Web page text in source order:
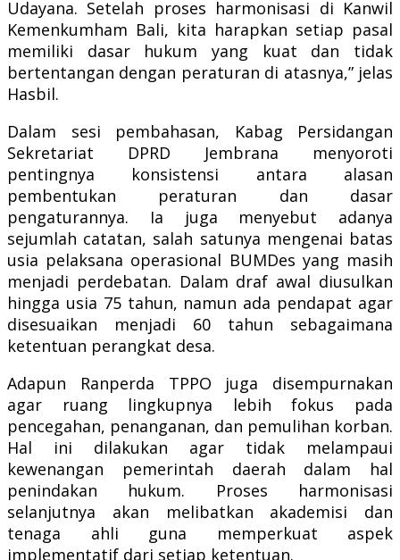
Udayana. Setelah proses harmonisasi di Kanwil
Kemenkumham Bali, kita harapkan setiap pasal
memiliki dasar hukum yang kuat dan tidak
bertentangan dengan peraturan di atasnya,” jelas
Hasbil.
Dalam sesi pembahasan, Kabag Persidangan
Sekretariat DPRD Jembrana menyoroti
pentingnya konsistensi antara alasan
pembentukan peraturan dan dasar
pengaturannya. Ia juga menyebut adanya
sejumlah catatan, salah satunya mengenai batas
usia pelaksana operasional BUMDes yang masih
menjadi perdebatan. Dalam draf awal diusulkan
hingga usia 75 tahun, namun ada pendapat agar
disesuaikan menjadi 60 tahun sebagaimana
ketentuan perangkat desa.
Adapun Ranperda TPPO juga disempurnakan
agar ruang lingkupnya lebih fokus pada
pencegahan, penanganan, dan pemulihan korban.
Hal ini dilakukan agar tidak melampaui
kewenangan pemerintah daerah dalam hal
penindakan hukum. Proses harmonisasi
selanjutnya akan melibatkan akademisi dan
tenaga ahli guna memperkuat aspek
implementatif dari setiap ketentuan.